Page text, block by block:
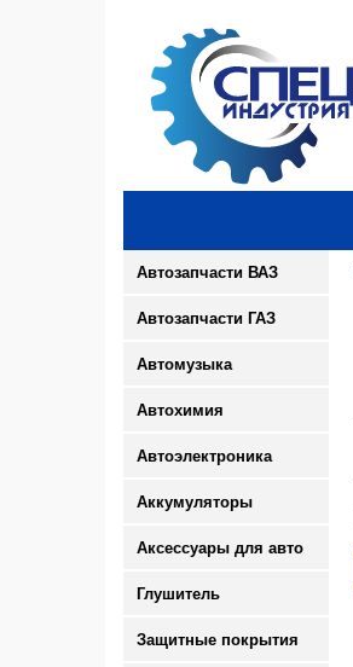
Автозапчасти ВАЗ
Автозапчасти ГАЗ
Автомузыка
Автохимия
Автоэлектроника
Аккумуляторы
Аксессуары для авто
Глушитель
Защитные покрытия